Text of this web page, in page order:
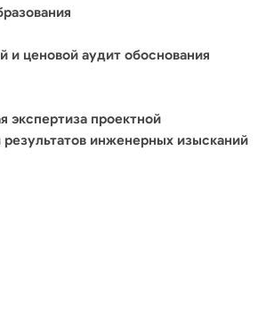
и ценовой аудит обоснования
экспертиза проектной
инженерных изысканий